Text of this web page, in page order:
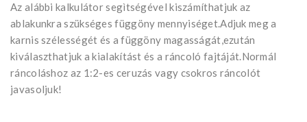
Az alábbi kalkulátor segìtségével kiszámíthatjuk az
ablakunkra szükséges függöny mennyiséget.Adjuk meg a
karnis szélességét és a függöny magasságát,ezután
kiválaszthatjuk a kialakítást és a ráncoló fajtáját.Normál
ráncoláshoz az 1:2-es ceruzás vagy csokros ráncolót
javasoljuk!